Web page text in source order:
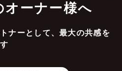
オーナー様へ
ナーとして、最大の共感を